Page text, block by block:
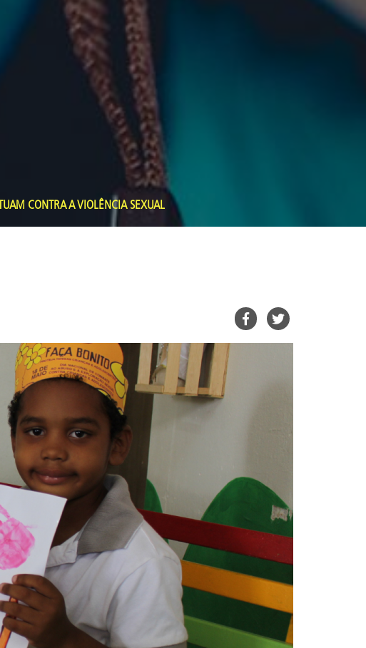
CONTRA A VIOLÊNCIA SEXUAL